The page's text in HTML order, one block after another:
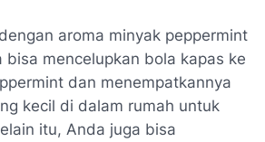
aroma minyak peppermint
bisa mencelupkan bola kapas ke
dan menempatkannya
kecil di dalam rumah untuk
itu, Anda juga bisa